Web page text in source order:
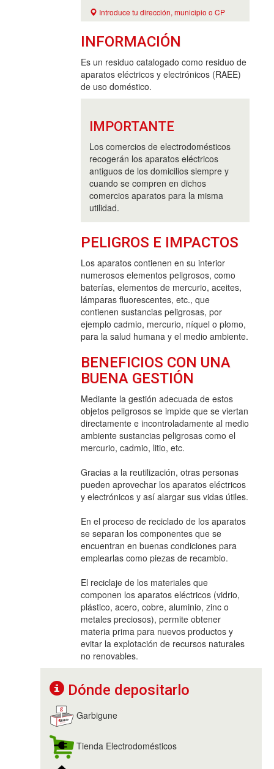
Introduce tu dirección, municipio o CP
INFORMACIÓN
Es un residuo catalogado como residuo de
aparatos eléctricos y electrónicos (RAEE)
de uso doméstico.
IMPORTANTE
Los comercios de electrodomésticos
recogerán los aparatos eléctricos
antiguos de los domicilios siempre y
cuando se compren en dichos
comercios aparatos para la misma
utilidad.
PELIGROS E IMPACTOS
Los aparatos contienen en su interior
numerosos elementos peligrosos, como
baterías, elementos de mercurio, aceites,
lámparas fluorescentes, etc., que
contienen sustancias peligrosas, por
ejemplo cadmio, mercurio, níquel o plomo,
para la salud humana y el medio ambiente.
BENEFICIOS CON UNA
BUENA GESTIÓN
Mediante la gestión adecuada de estos
objetos peligrosos se impide que se viertan
directamente e incontroladamente al medio
ambiente sustancias peligrosas como el
mercurio, cadmio, litio, etc.
Gracias a la reutilización, otras personas
pueden aprovechar los aparatos eléctricos
y electrónicos y así alargar sus vidas útiles.
En el proceso de reciclado de los aparatos
se separan los componentes que se
encuentran en buenas condiciones para
emplearlas como piezas de recambio.
El reciclaje de los materiales que
componen los aparatos eléctricos (vidrio,
plástico, acero, cobre, aluminio, zinc o
metales preciosos), permite obtener
materia prima para nuevos productos y
evitar la explotación de recursos naturales
no renovables.
Dónde depositarlo
Garbigune
Tienda Electrodomésticos